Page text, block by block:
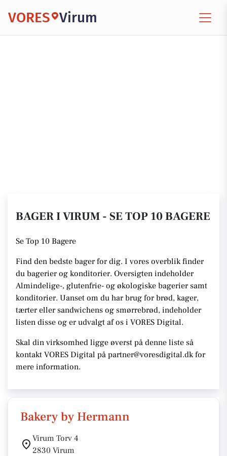
VORES Virum
BAGER I VIRUM - SE TOP 10 BAGERE
Se Top 10 Bagere
Find den bedste bager for dig. I vores overblik finder
du bagerier og konditorier. Oversigten indeholder
Almindelige-, glutenfrie- og økologiske bagerier samt
konditorier. Uanset om du har brug for brød, kager,
tærter eller sandwichens og smørrebrød, indeholder
listen disse og er udvalgt af os i VORES Digital.
Skal din virksomhed ligge øverst på denne liste så
kontakt VORES Digital på partner@voresdigital.dk for
mere information.
Bakery by Hermann
Virum Torv 4
2830 Virum